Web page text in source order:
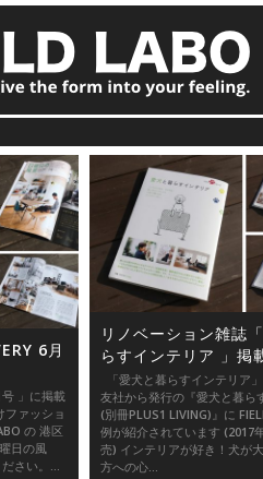
6月
」に掲載
ァッショ
の 港区
日の風
さい。...
リノベーション雑誌
らすインテリア 」掲
「愛犬と暮らすインテリア
友社から発行の『愛犬と暮ら
(別冊PLUS1 LIVING)』に
例が紹介されています (2017
売) インテリアが好き！犬が
方への心...